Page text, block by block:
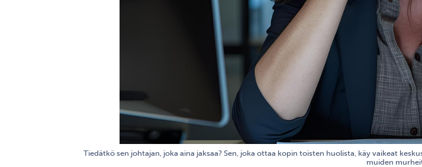
Tiedätkö sen johtajan, joka aina jaksaa? Sen, joka ottaa kopin toisten huolista, käy vaikeat
muiden